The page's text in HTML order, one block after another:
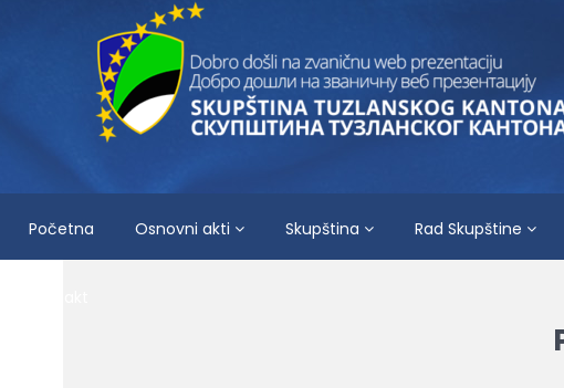
Početna Osnovni akti Skupština Rad Skupštine